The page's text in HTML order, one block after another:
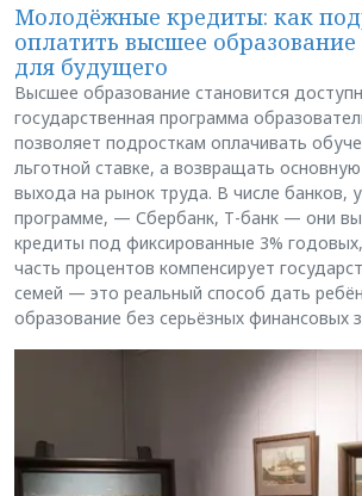
Молодёжные кредиты: как
оплатить высшее
для будущего
Высшее образование становится
государственная программа
позволяет подросткам оплачивать
льготной ставке, а возвращать
выхода на рынок труда. В числе банков,
программе, — Сбербанк, Т-банк — они
кредиты под фиксированные 3%
часть процентов компенсирует
семей — это реальный способ дать
образование без серьёзных финансовых